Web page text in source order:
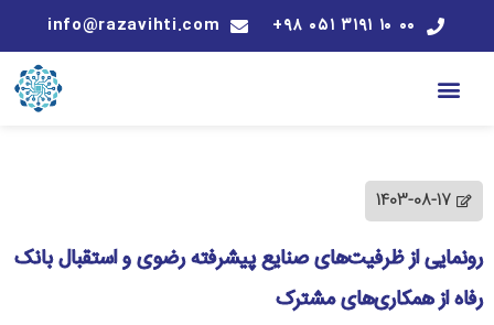
۰۰ ۱۰ ۳۱۹۱ ۰۵۱ ۹۸+ info@razavihti.com
1403-08-17
رونمایی از ظرفیت‌های صنایع پیشرفته رضوی و استقبال بانک
رفاه از همکاری‌های مشترک